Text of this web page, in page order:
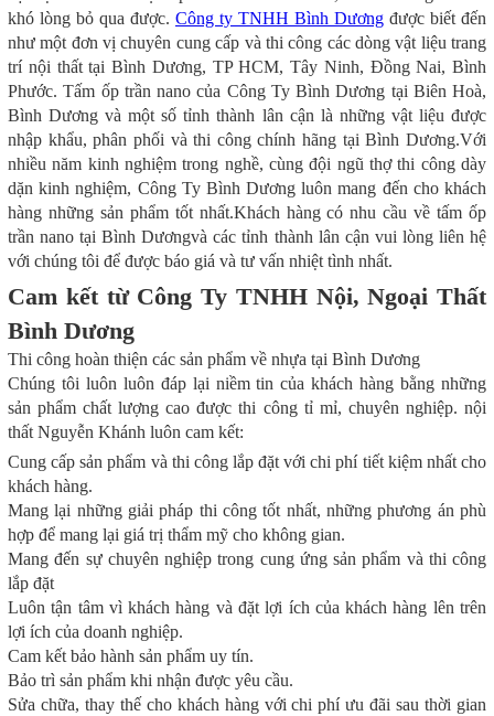
khó lòng bỏ qua được. Công ty TNHH Bình Dương được biết đến
như một đơn vị chuyên cung cấp và thi công các dòng vật liệu trang
trí nội thất tại Bình Dương, TP HCM, Tây Ninh, Đồng Nai, Bình
Phước. Tấm ốp trần nano của Công Ty Bình Dương tại Biên Hoà,
Bình Dương và một số tỉnh thành lân cận là những vật liệu được
nhập khẩu, phân phối và thi công chính hãng tại Bình Dương.Với
nhiều năm kinh nghiệm trong nghề, cùng đội ngũ thợ thi công dày
dặn kinh nghiệm, Công Ty Bình Dương luôn mang đến cho khách
hàng những sản phẩm tốt nhất.Khách hàng có nhu cầu về tấm ốp
trần nano tại Bình Dươngvà các tỉnh thành lân cận vui lòng liên hệ
với chúng tôi để được báo giá và tư vấn nhiệt tình nhất.
Cam kết từ Công Ty TNHH Nội, Ngoại Thất
Bình Dương
Thi công hoàn thiện các sản phẩm về nhựa tại Bình Dương
Chúng tôi luôn luôn đáp lại niềm tin của khách hàng bằng những
sản phẩm chất lượng cao được thi công tỉ mỉ, chuyên nghiệp. nội
thất Nguyễn Khánh luôn cam kết:
Cung cấp sản phẩm và thi công lắp đặt với chi phí tiết kiệm nhất cho
khách hàng.
Mang lại những giải pháp thi công tốt nhất, những phương án phù
hợp để mang lại giá trị thẩm mỹ cho không gian.
Mang đến sự chuyên nghiệp trong cung ứng sản phẩm và thi công
lắp đặt
Luôn tận tâm vì khách hàng và đặt lợi ích của khách hàng lên trên
lợi ích của doanh nghiệp.
Cam kết bảo hành sản phẩm uy tín.
Bảo trì sản phẩm khi nhận được yêu cầu.
Sửa chữa, thay thế cho khách hàng với chi phí ưu đãi sau thời gian